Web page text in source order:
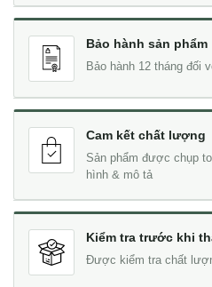
Bảo hành sản phẩm
Bảo hành 12 tháng đối
Cam kết chất lượng
Sản phẩm được chụp
hình & mô tả
Kiểm tra trước khi
Được kiểm tra chất